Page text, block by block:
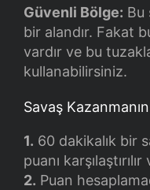
Güvenli Bölge: Bu
bir alandır. Fakat
vardır ve bu
kullanabilirsiniz.
Savaş Kazanmanın
1. 60 dakikalık bir
puanı
2. Puan